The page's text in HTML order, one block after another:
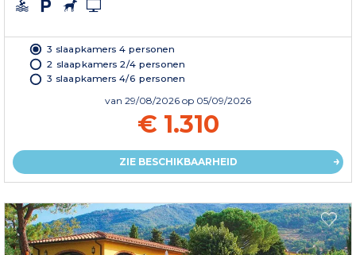
3 slaapkamers 4 personen
2 slaapkamers 2/4 personen
3 slaapkamers 4/6 personen
van 29/08/2026 op 05/09/2026
€ 1.310
ZIE BESCHIKBAARHEID